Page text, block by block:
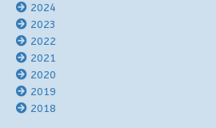
2024
2023
2022
2021
2020
2019
2018